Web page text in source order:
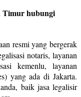
Timur hubungi
resmi yang bergerak
notaris, layanan
kemenlu, layanan
yang ada di Jakarta.
baik jasa legalisir